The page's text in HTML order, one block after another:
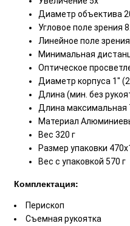
Диаметр объектива
Угловое поле зрения
Линейное поле
Минимальная
Оптическое
Диаметр корпуса 1"
Длина (мин. без
Длина максимальная
Материал
Вес 320 г
Размер упаковки
Вес с упаковкой 570 г
Комплектация:
Перископ
Съемная рукоятка